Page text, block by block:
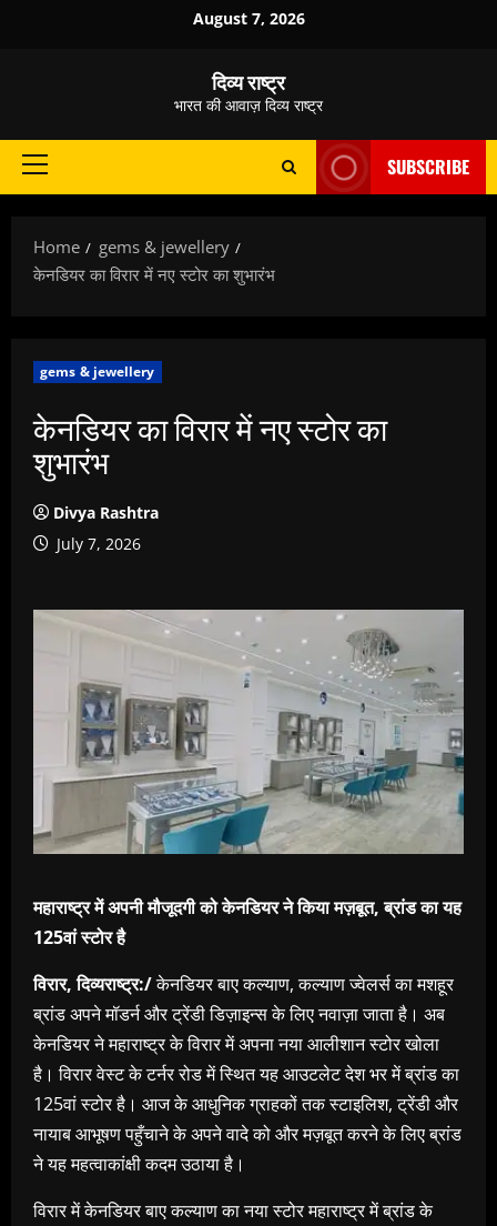
August 7, 2026
दिव्य राष्ट्र
भारत की आवाज़ दिव्य राष्ट्र
Primary
SUBSCRIBE
Home
gems & jewellery
केनडियर का विरार में नए स्टोर का शुभारंभ
gems & jewellery
केनडियर का विरार में नए स्टोर का
शुभारंभ
Divya Rashtra
July 7, 2026
महाराष्ट्र में अपनी मौजूदगी को केनडियर ने किया मज़बूत, ब्रांड का यह
125वां स्टोर है
विरार, दिव्यराष्ट्र:/केनडियर बाए कल्याण, कल्याण ज्वेलर्स का मशहूर
ब्रांड अपने मॉडर्न और ट्रेंडी डिज़ाइन्स के लिए नवाज़ा जाता है। अब
केनडियर ने महाराष्ट्र के विरार में अपना नया आलीशान स्टोर खोला
है। विरार वेस्ट के टर्नर रोड में स्थित यह आउटलेट देश भर में ब्रांड का
125वां स्टोर है। आज के आधुनिक ग्राहकों तक स्टाइलिश, ट्रेंडी और
नायाब आभूषण पहुँचाने के अपने वादे को और मज़बूत करने के लिए ब्रांड
ने यह महत्वाकांक्षी कदम उठाया है।
विरार में केनडियर बाए कल्याण का नया स्टोर महाराष्ट्र में ब्रांड के